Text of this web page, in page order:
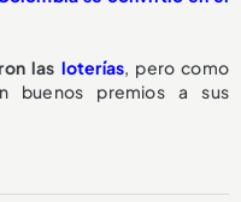
las loterías, pero como
buenos premios a sus